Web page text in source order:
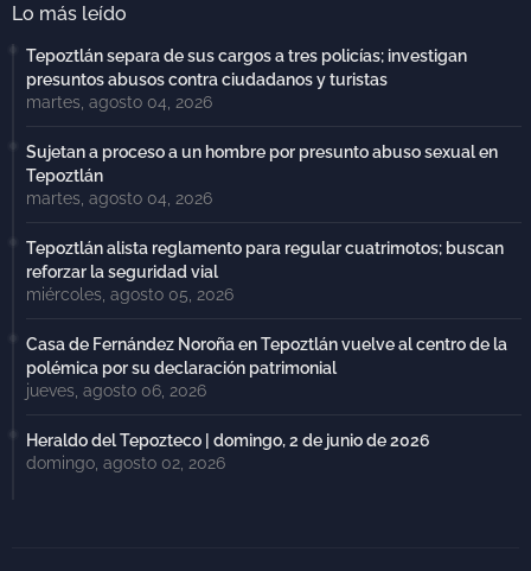
Lo más leído
Tepoztlán separa de sus cargos a tres policías; investigan
presuntos abusos contra ciudadanos y turistas
martes, agosto 04, 2026
Sujetan a proceso a un hombre por presunto abuso sexual en
Tepoztlán
martes, agosto 04, 2026
Tepoztlán alista reglamento para regular cuatrimotos; buscan
reforzar la seguridad vial
miércoles, agosto 05, 2026
Casa de Fernández Noroña en Tepoztlán vuelve al centro de la
polémica por su declaración patrimonial
jueves, agosto 06, 2026
Heraldo del Tepozteco | domingo, 2 de junio de 2026
domingo, agosto 02, 2026